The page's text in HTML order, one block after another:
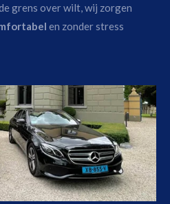
grens over wilt, wij zorgen
en zonder stress